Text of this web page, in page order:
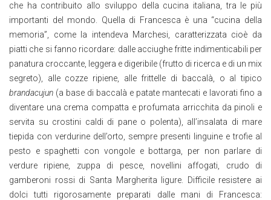
che ha contribuito allo sviluppo della cucina italiana, tra le più
importanti del mondo. Quella di Francesca è una “cucina della
memoria”, come la intendeva Marchesi, caratterizzata cioè da
piatti che si fanno ricordare: dalle acciughe fritte indimenticabili per
panatura croccante, leggera e digeribile (frutto di ricerca e di un mix
segreto), alle cozze ripiene, alle frittelle di baccalà, o al tipico
brandacujun (a base di baccalà e patate mantecati e lavorati fino a
diventare una crema compatta e profumata arricchita da pinoli e
servita su crostini caldi di pane o polenta), all’insalata di mare
tiepida con verdurine dell’orto, sempre presenti linguine e trofie al
pesto e spaghetti con vongole e bottarga, per non parlare di
verdure ripiene, zuppa di pesce, novellini affogati, crudo di
gamberoni rossi di Santa Margherita ligure. Difficile resistere ai
dolci tutti rigorosamente preparati dalle mani di Francesca: